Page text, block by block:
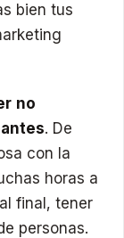
bien tus
no
. De
con la
horas a
final, tener
personas.